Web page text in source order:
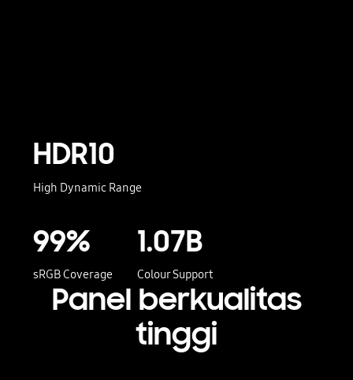
HDR10
High Dynamic Range
99%
sRGB Coverage
1.07B
Colour Support
Panel berkualitas
tinggi